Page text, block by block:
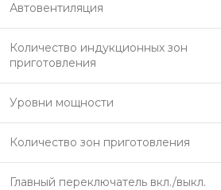
Автовентиляция
Количество индукционных зон
приготовления
Уровни мощности
Количество зон приготовления
Главный переключатель вкл./выкл.